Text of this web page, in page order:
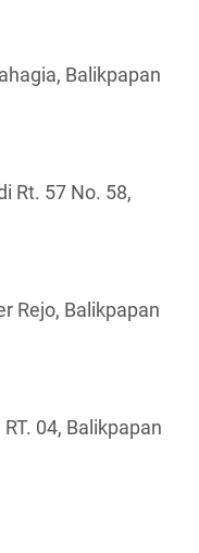
Balikpapan
Rt. 57 No. 58,
Rejo, Balikpapan
04, Balikpapan